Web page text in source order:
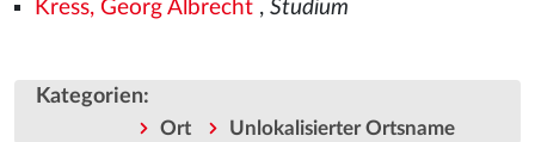
Kress, Georg Albrecht, Studium
Kategorien:
Ort Unlokalisierter Ortsname